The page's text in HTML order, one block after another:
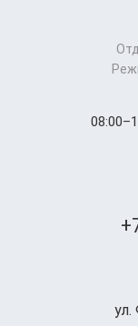
ул.